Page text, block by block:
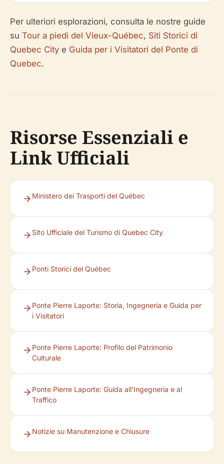
Per ulteriori esplorazioni, consulta le nostre guide
su Tour a piedi del Vieux-Québec, Siti Storici di
Quebec City e Guida per i Visitatori del Ponte di
Quebec.
Risorse Essenziali e
Link Ufficiali
Ministero dei Trasporti del Québec
Sito Ufficiale del Turismo di Quebec City
Ponti Storici del Québec
Ponte Pierre Laporte: Storia, Ingegneria e Guida per
i Visitatori
Ponte Pierre Laporte: Profilo del Patrimonio
Culturale
Ponte Pierre Laporte: Guida all'Ingegneria e al
Traffico
Notizie su Manutenzione e Chiusure